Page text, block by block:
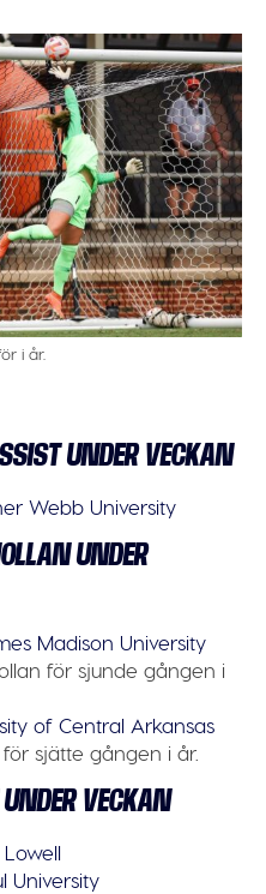
i år.
UNDER VECKAN
Webb University
UNDER
Madison University
för sjunde gången i
of Central Arkansas
sjätte gången i år.
VECKAN
University